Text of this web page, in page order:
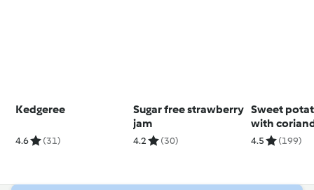
Kedgeree
4.6 (31)
Sugar free strawberry
jam
4.2 (30)
Sweet
with
sauce
4.5 (199)